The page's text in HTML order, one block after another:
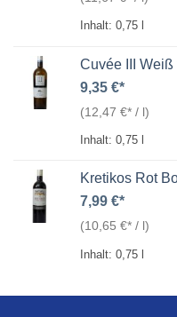
Inhalt: 0,75
Cuvée III Weiß
9,35 €
(12,47 € / l)
Inhalt: 0,75
Kretikos Rot
7,99 €
(10,65 € / l)
Inhalt: 0,75 l